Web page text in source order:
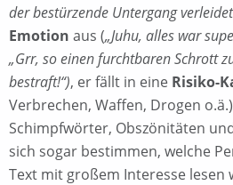
der bestürzende Untergang
Emotion aus („Juhu, alles war
„Grr, so einen furchtbaren Schrott
bestraft!“), er fällt in eine Risiko-
Verbrechen, Waffen, Drogen
Schimpfwörter, Obszönitäten
sich sogar bestimmen, welche
Text mit großem Interesse lesen